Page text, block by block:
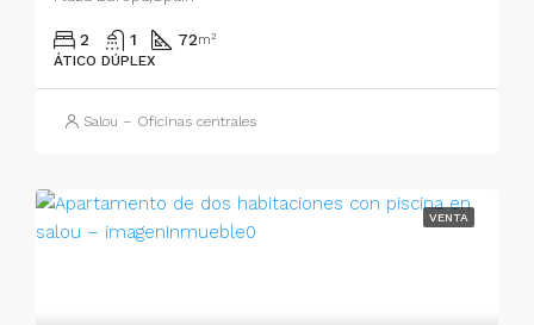
2 1 72m²
ÁTICO DÚPLEX
Salou – Oficinas centrales
VENTA